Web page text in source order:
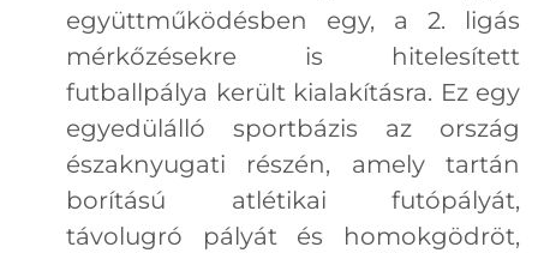
együttműködésben egy, a 2. ligás
mérkőzésekre is hitelesített
futballpálya került kialakításra. Ez egy
egyedülálló sportbázis az ország
északnyugati részén, amely tartán
borítású atlétikai futópályát,
távolugró pályát és homokgödröt,